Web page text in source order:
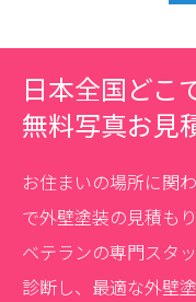
日本全国どこ
無料写真お見
お住まいの場所に関
で外壁塗装の見積も
ベテランの専門スタ
診断し、最適な外壁